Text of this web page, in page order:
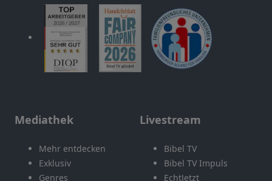
Mediathek
Mehr entdecken
Exklusiv
Genres
Livestream
Bibel TV
Bibel TV Impuls
EchtJetzt